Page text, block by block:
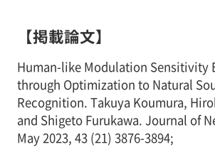
【掲載論文】
Human-like Modulation Sensitivity
through Optimization to Natural
Recognition. Takuya Koumura,
and Shigeto Furukawa. Journal of
May 2023, 43 (21) 3876-3894;